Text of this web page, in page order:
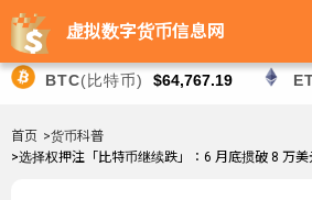
虚拟数字货币信息网
BTC(比特币) $64,767.19
首页 >货币科普
>选择权押注「比特币继续跌」：6 月底掼破 8 万美